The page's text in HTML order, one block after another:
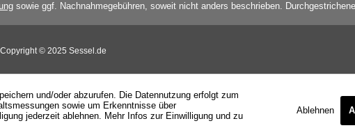
sowie ggf. Nachnahmegebühren, soweit nicht anders beschrieben.
Copyright © 2025 Sessel.de
und/oder abzurufen. Die Datennutzung erfolgt zum
sowie um Erkenntnisse über
jederzeit ablehnen. Mehr Infos zur Einwilligung und zu
Ablehnen